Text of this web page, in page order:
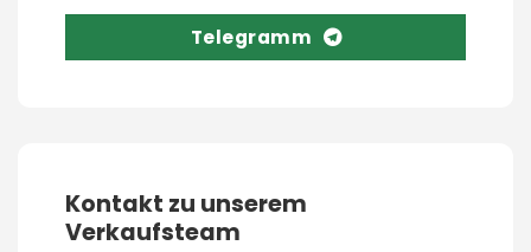
Telegramm
Kontakt zu unserem
Verkaufsteam